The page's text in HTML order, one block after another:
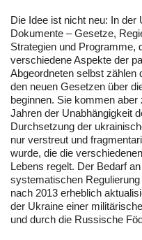
Die Idee ist nicht neu: In
Dokumente – Gesetze,
Strategien und Programme,
verschiedene Aspekte der
Abgeordneten selbst zählen
den neuen Gesetzen über
beginnen. Sie kommen
Jahren der Unabhängigkeit
Durchsetzung der
nur verstreut und
wurde, die die
Lebens regelt. Der Bedarf
systematischen
nach 2013 erheblich
der Ukraine einer
und durch die Russische